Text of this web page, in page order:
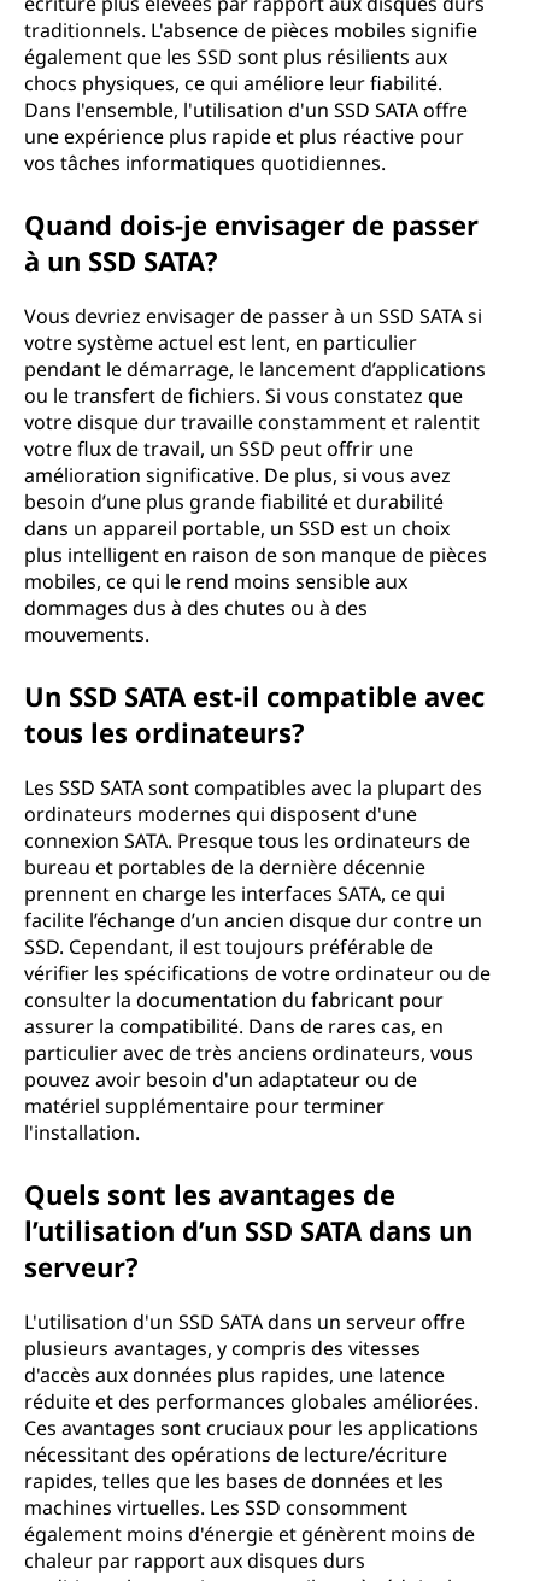
traditionnels. L'absence de pièces mobiles signifie
également que les SSD sont plus résilients aux
chocs physiques, ce qui améliore leur fiabilité.
Dans l'ensemble, l'utilisation d'un SSD SATA offre
une expérience plus rapide et plus réactive pour
vos tâches informatiques quotidiennes.
Quand dois-je envisager de passer
à un SSD SATA?
Vous devriez envisager de passer à un SSD SATA si
votre système actuel est lent, en particulier
pendant le démarrage, le lancement d’applications
ou le transfert de fichiers. Si vous constatez que
votre disque dur travaille constamment et ralentit
votre flux de travail, un SSD peut offrir une
amélioration significative. De plus, si vous avez
besoin d’une plus grande fiabilité et durabilité
dans un appareil portable, un SSD est un choix
plus intelligent en raison de son manque de pièces
mobiles, ce qui le rend moins sensible aux
dommages dus à des chutes ou à des
mouvements.
Un SSD SATA est-il compatible avec
tous les ordinateurs?
Les SSD SATA sont compatibles avec la plupart des
ordinateurs modernes qui disposent d'une
connexion SATA. Presque tous les ordinateurs de
bureau et portables de la dernière décennie
prennent en charge les interfaces SATA, ce qui
facilite l’échange d’un ancien disque dur contre un
SSD. Cependant, il est toujours préférable de
vérifier les spécifications de votre ordinateur ou de
consulter la documentation du fabricant pour
assurer la compatibilité. Dans de rares cas, en
particulier avec de très anciens ordinateurs, vous
pouvez avoir besoin d'un adaptateur ou de
matériel supplémentaire pour terminer
l'installation.
Quels sont les avantages de
l’utilisation d’un SSD SATA dans un
serveur?
L'utilisation d'un SSD SATA dans un serveur offre
plusieurs avantages, y compris des vitesses
d'accès aux données plus rapides, une latence
réduite et des performances globales améliorées.
Ces avantages sont cruciaux pour les applications
nécessitant des opérations de lecture/écriture
rapides, telles que les bases de données et les
machines virtuelles. Les SSD consomment
également moins d'énergie et génèrent moins de
chaleur par rapport aux disques durs